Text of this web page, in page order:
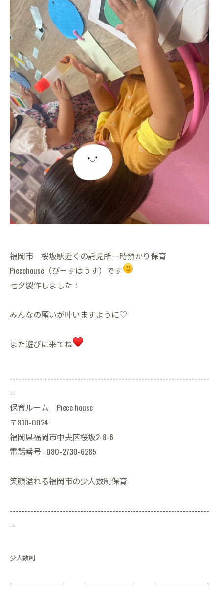
福岡市 桜坂駅近くの託児所一時預かり保育
Piecehouse（ぴーすはうす）です
七夕製作しました！
みんなの願いが叶いますように♡
また遊びに来てね
--------------------------------------------------------------------
--
保育ルーム Piece house
〒810-0024
福岡県福岡市中央区桜坂2-8-6
電話番号 : 080-2730-6285
笑顔溢れる福岡市の少人数制保育
--------------------------------------------------------------------
--
少人数制